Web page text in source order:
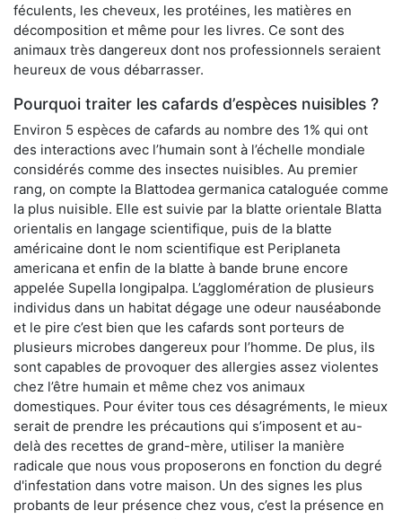
féculents, les cheveux, les protéines, les matières en
décomposition et même pour les livres. Ce sont des
animaux très dangereux dont nos professionnels seraient
heureux de vous débarrasser.
Pourquoi traiter les cafards d’espèces nuisibles ?
Environ 5 espèces de cafards au nombre des 1% qui ont
des interactions avec l’humain sont à l’échelle mondiale
considérés comme des insectes nuisibles. Au premier
rang, on compte la Blattodea germanica cataloguée comme
la plus nuisible. Elle est suivie par la blatte orientale Blatta
orientalis en langage scientifique, puis de la blatte
américaine dont le nom scientifique est Periplaneta
americana et enfin de la blatte à bande brune encore
appelée Supella longipalpa. L’agglomération de plusieurs
individus dans un habitat dégage une odeur nauséabonde
et le pire c’est bien que les cafards sont porteurs de
plusieurs microbes dangereux pour l’homme. De plus, ils
sont capables de provoquer des allergies assez violentes
chez l’être humain et même chez vos animaux
domestiques. Pour éviter tous ces désagréments, le mieux
serait de prendre les précautions qui s’imposent et au-
delà des recettes de grand-mère, utiliser la manière
radicale que nous vous proposerons en fonction du degré
d'infestation dans votre maison. Un des signes les plus
probants de leur présence chez vous, c’est la présence en